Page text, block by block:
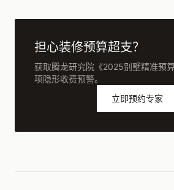
担心装修预算超支？
获取腾龙研究院《2025别墅精准预
项隐形收费预警。
立即预约专家